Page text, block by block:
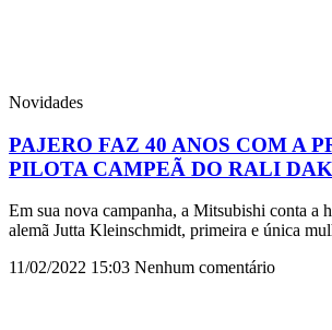
Novidades
PAJERO FAZ 40 ANOS COM A
PILOTA CAMPEÃ DO RALI
Em sua nova campanha, a Mitsubishi conta a
alemã Jutta Kleinschmidt, primeira e única
11/02/2022 15:03 Nenhum comentário